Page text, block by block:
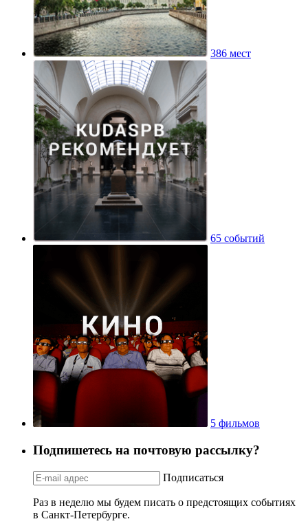
386 мест
65 событий
5 фильмов
Подпишетесь на почтовую рассылку?
Подписаться
Раз в неделю мы будем писать о предстоящих событиях
в Санкт-Петербурге.